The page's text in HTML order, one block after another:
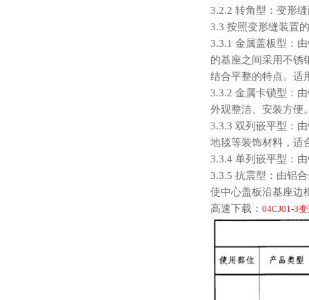
3.2.2 转角型：变形
3.3 按照变形缝装置
3.3.1 金属盖板型：
的基座之间采用不锈
结合平整的特点。适
3.3.2 金属卡锁型：
外观整洁、安装方便
3.3.3 双列嵌平型：
地毯等装饰材料，适
3.3.4 单列嵌平型：
3.3.5 抗震型：由铝
使中心盖板沿基座边
高速下载： 04CJ01-3